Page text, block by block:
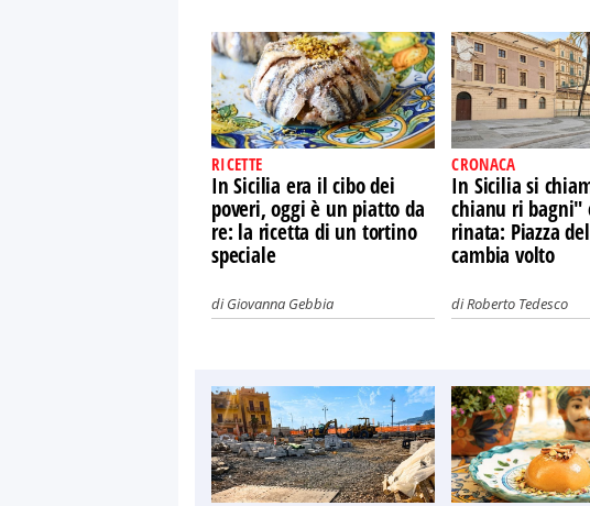
RICETTE
In Sicilia era il cibo dei
poveri, oggi è un piatto da
re: la ricetta di un tortino
speciale
diGiovanna Gebbia
CRONACA
In Sicilia si
chianu ri bagni"
rinata: Piazza
cambia volto
diRoberto Tedesco